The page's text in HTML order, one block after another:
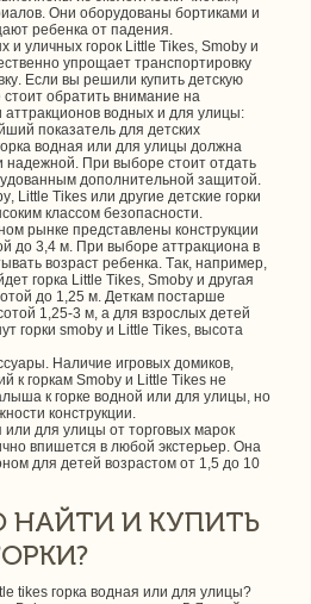
Они оборудованы бортиками и
ребенка от падения.
и уличных горок Little Tikes, Smoby и
упрощает транспортировку
Если вы решили купить детскую
обратить внимание на
водных и для улицы:
показатель для детских
водная или для улицы должна
надежной. При выборе стоит отдать
дополнительной защитой.
Little Tikes или другие детские горки
классом безопасности.
рынке представлены конструкции
до 3,4 м. При выборе аттракциона в
возраст ребенка. Так, например,
горка Little Tikes, Smoby и другая
до 1,25 м. Деткам постарше
1,25-3 м, а для взрослых детей
горки smoby и Little Tikes, высота
Наличие игровых домиков,
к горкам Smoby и Little Tikes не
к горке водной или для улицы, но
конструкции.
или для улицы от торговых марок
впишется в любой экстерьер. Она
для детей возрастом от 1,5 до 10
И КУПИТЬ
tikes горка водная или для улицы?